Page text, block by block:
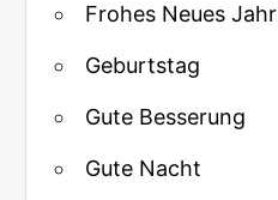
Frohes Neues Jahr
Geburtstag
Gute Besserung
Gute Nacht